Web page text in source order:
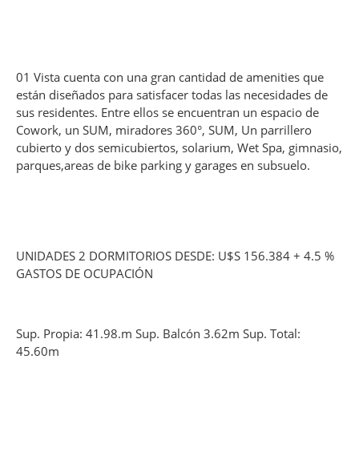
01 Vista cuenta con una gran cantidad de amenities que
están diseñados para satisfacer todas las necesidades de
sus residentes. Entre ellos se encuentran un espacio de
Cowork, un SUM, miradores 360°, SUM, Un parrillero
cubierto y dos semicubiertos, solarium, Wet Spa, gimnasio,
parques,areas de bike parking y garages en subsuelo.
UNIDADES 2 DORMITORIOS DESDE: U$S 156.384 + 4.5 %
GASTOS DE OCUPACIÓN
Sup. Propia: 41.98.m Sup. Balcón 3.62m Sup. Total:
45.60m